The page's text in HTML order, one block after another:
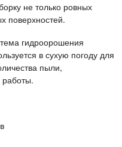
не только ровных
поверхностей.
гидроорошения
в сухую погоду для
пыли,